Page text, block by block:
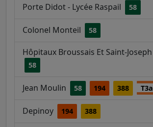
Porte Didot - Lycée Raspail 58
Colonel Monteil 58
Hôpitaux Broussais Et Saint-Joseph
58
Jean Moulin 58 194 388 T3a
Depinoy 194 388